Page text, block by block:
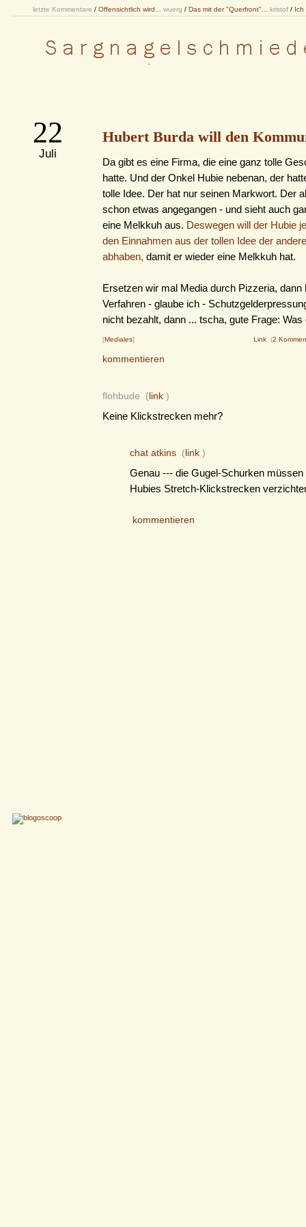
letzte Kommentare / Offensichtlich wird... wuerg / Das mit der "Querfront"... kristof / Ich
22
Juli
Hubert Burda will den
Da gibt es eine Firma, die eine ganz tolle
hatte. Und der Onkel Hubie nebenan, der
tolle Idee. Der hat nur seinen Markwort. Der
schon etwas angegangen - und sieht auch
eine Melkkuh aus. Deswegen will der Hubie
den Einnahmen aus der tollen Idee der
abhaben, damit er wieder eine Melkkuh hat.
Ersetzen wir mal Media durch Pizzeria, dann
Verfahren - glaube ich -
nicht bezahlt, dann ... tscha, gute Frage: Was
[Mediales] Link (2
kommentieren
flohbude (link )
Keine Klickstrecken mehr?
chat atkins (link )
Genau --- die Gugel-Schurken müssen
Hubies Stretch-Klickstrecken
kommentieren